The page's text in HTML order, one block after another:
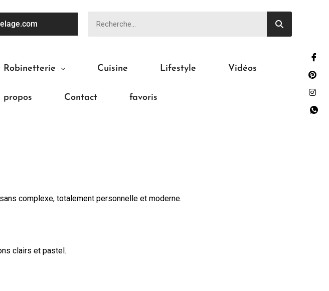
Robinetterie Cuisine Lifestyle Vidéos
propos Contact favoris
complexe, totalement personnelle et moderne.
clairs et pastel.